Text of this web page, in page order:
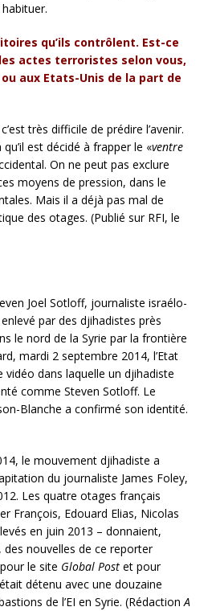
qu’ils contrôlent. Est-ce
actes terroristes selon vous,
aux Etats-Unis de la part de
très difficile de prédire l’avenir.
qu’il est décidé à frapper le «ventre
On ne peut pas exclure
moyens de pression, dans le
Mais il a déjà pas mal de
des otages. (Publié sur RFI, le
Joel Sotloff, journaliste israélo-
par des djihadistes près
le nord de la Syrie par la frontière
mardi 2 septembre 2014, l’Etat
vidéo dans laquelle un djihadiste
comme Steven Sotloff. Le
Blanche a confirmé son identité.
le mouvement djihadiste a
du journaliste James Foley,
Les quatre otages français
François, Edouard Elias, Nicolas
en juin 2013 – donnaient,
nouvelles de ce reporter
le site Global Post et pour
détenu avec une douzaine
de l’EI en Syrie. (RédactionA